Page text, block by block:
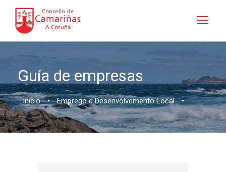
Guía de empresas
Inicio • Emprego e Desenvolvemento Local •